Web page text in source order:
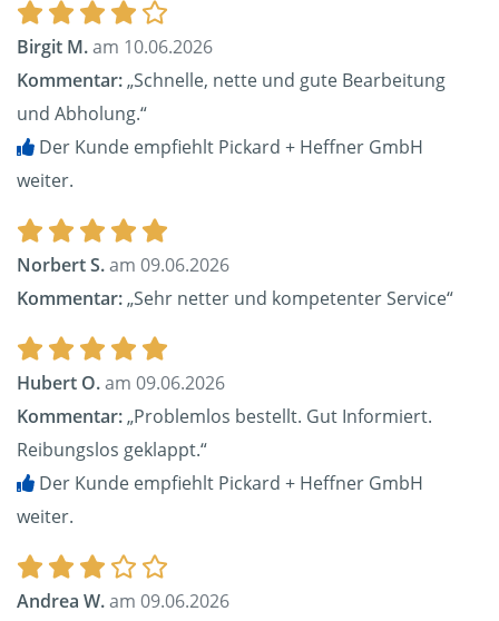
Birgit M.am 10.06.2026
Kommentar:„Schnelle, nette und gute Bearbeitung
und Abholung.“
Der Kunde empfiehlt Pickard + Heffner GmbH
weiter.
Norbert S.am 09.06.2026
Kommentar:„Sehr netter und kompetenter Service“
Hubert O.am 09.06.2026
Kommentar:„Problemlos bestellt. Gut Informiert.
Reibungslos geklappt.“
Der Kunde empfiehlt Pickard + Heffner GmbH
weiter.
Andrea W.am 09.06.2026